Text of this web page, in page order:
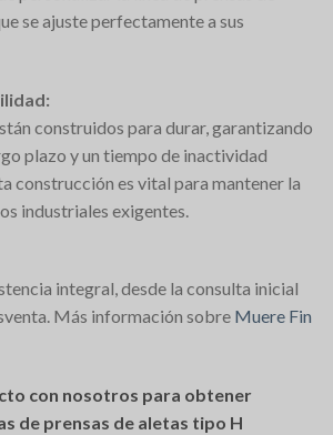
se ajuste perfectamente a sus
construidos para durar, garantizando
plazo y un tiempo de inactividad
construcción es vital para mantener la
industriales exigentes.
integral, desde la consulta inicial
Más información sobre Muere Fin
con nosotros para obtener
de prensas de aletas tipo H